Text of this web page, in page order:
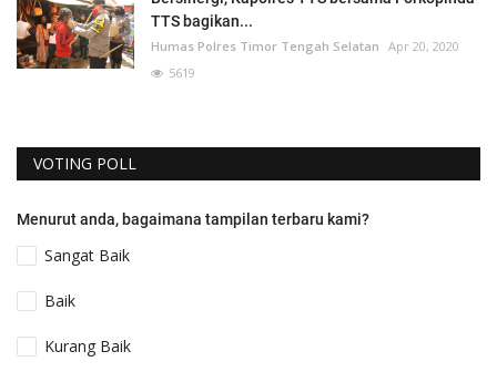
TTS bagikan...
Humas Polres Timor Tengah Selatan Apr 20, 2020
5619
VOTING POLL
Menurut anda, bagaimana tampilan terbaru kami?
Sangat Baik
Baik
Kurang Baik